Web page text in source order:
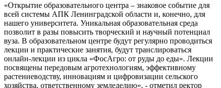
«Открытие образовательного центра – знаковое событие для
всей системы АПК Ленинградской области и, конечно, для
нашего университета. Уникальная образовательная среда
позволит в разы повысить творческий и научный потенциал
вуза. В образовательном центре будут регулярно проводиться
лекции и практические занятия, будут транслироваться
онлайн-лекции из цикла «ФосАгро: от руды до еды». Лекции
посвящены передовым агротехнологиям, эффективному
растениеводству, инновациям и цифровизации сельского
хозяйства, ответственному земледелию», - отметил ректор